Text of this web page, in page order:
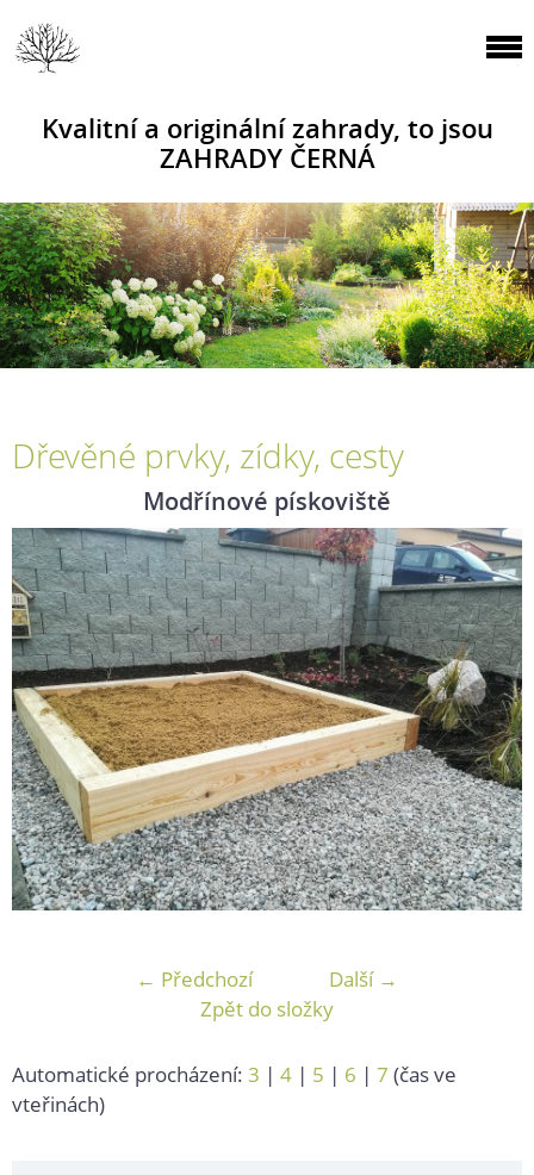
Kvalitní a originální zahrady, to jsou
ZAHRADY ČERNÁ
Dřevěné prvky, zídky, cesty
Modřínové pískoviště
← Předchozí
Další →
Zpět do složky
Automatické procházení: 3 | 4 | 5 | 6 | 7 (čas ve
vteřinách)